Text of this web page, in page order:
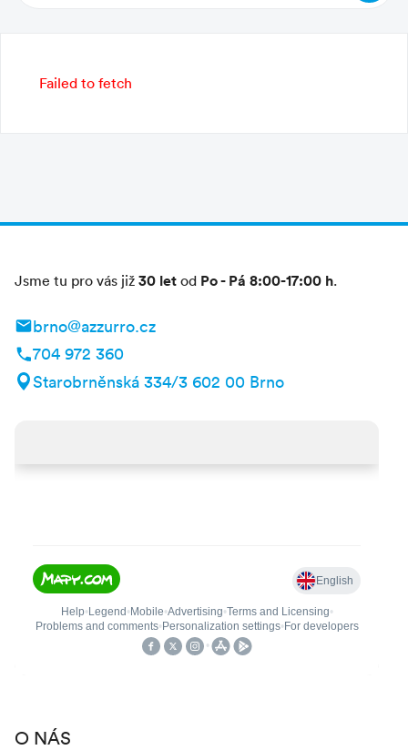
Failed to fetch
Jsme tu pro vás již 30 let od Po - Pá 8:00-17:00 h.
brno@azzurro.cz
704 972 360
Starobrněnská 334/3 602 00 Brno
O NÁS